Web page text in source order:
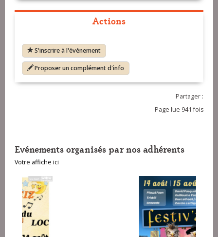
Actions
S'inscrire à l'événement
Proposer un complément d'info
Partager :
Page lue 941 fois
Evénements organisés par nos adhérents
Votre affiche ici